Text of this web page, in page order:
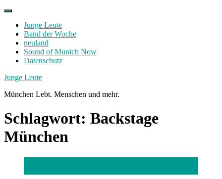
Skip
contentJunge Leute
Band der Woche
neuland
Sound of Munich Now
Datenschutz
Facebook
Twitter
Instagram
Junge Leute
München Lebt. Menschen und mehr.
Schlagwort: Backstage
München